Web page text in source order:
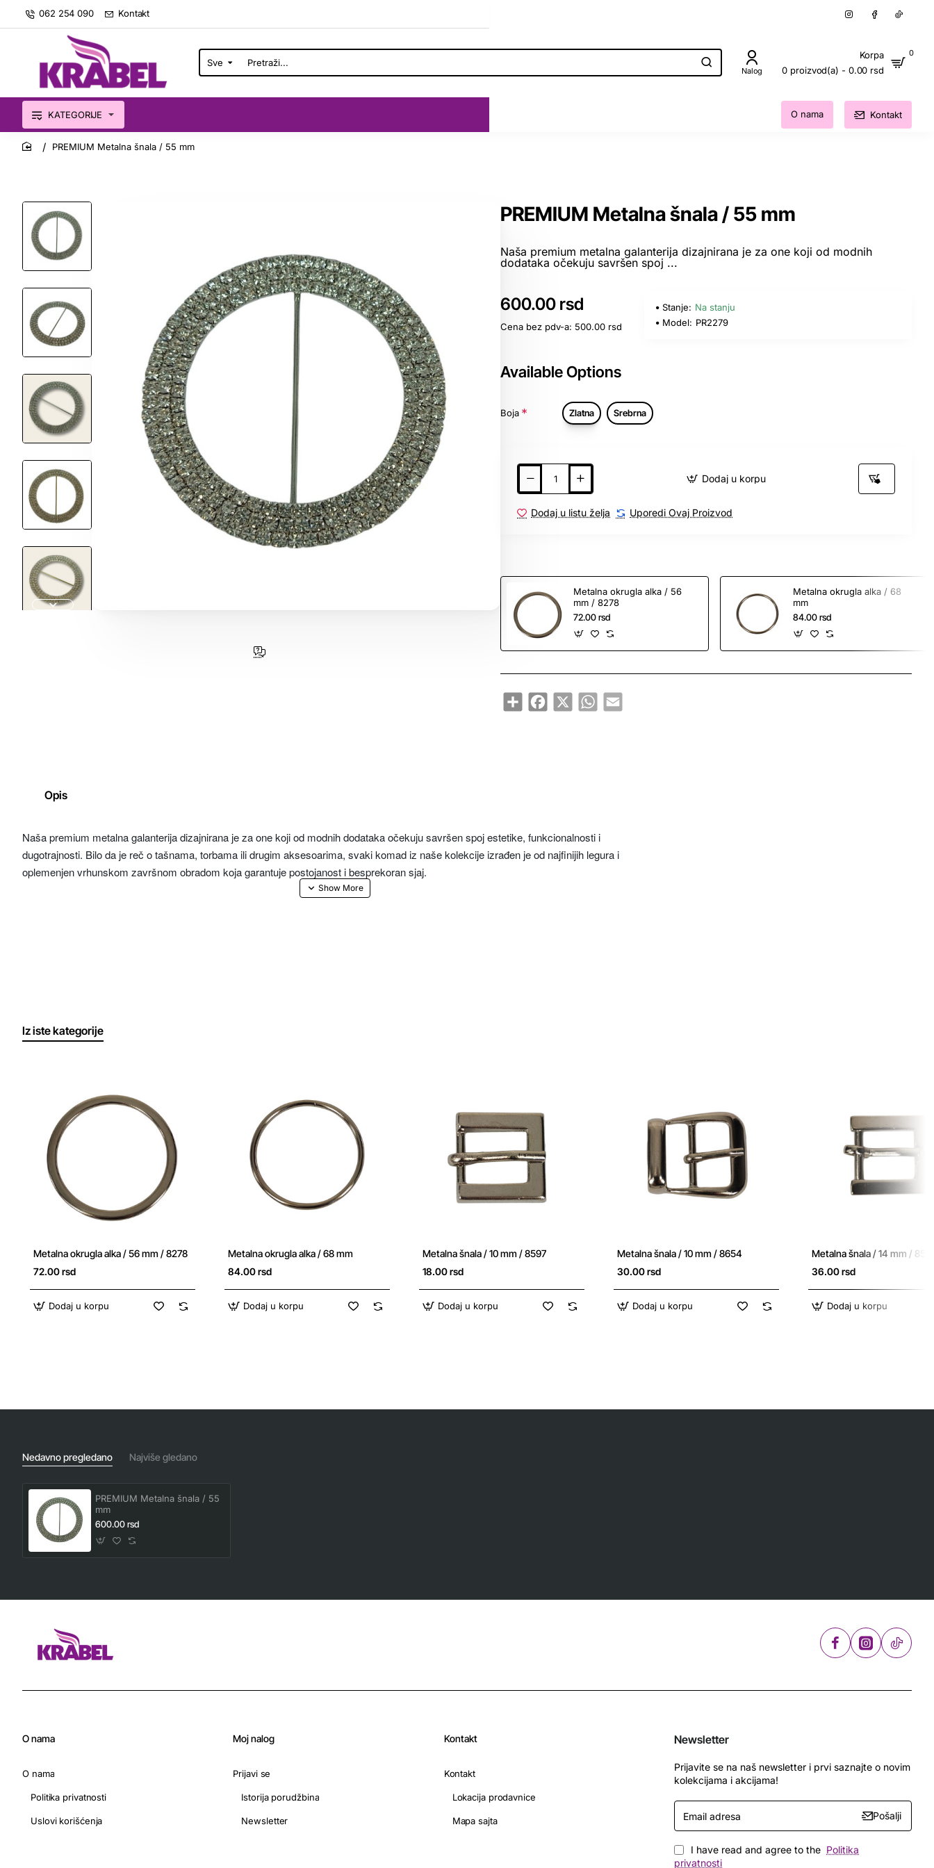
062 254 090 Kontakt
Sve
Pretraži... Nalog
Korpa
0 proizvod(a) - 0.00 rsd
0
KATEGORIJE O nama Kontakt
home
PREMIUM Metalna šnala / 55 mm
PREMIUM Metalna šnala / 55 mm
Naša premium metalna galanterija dizajnirana je za one koji od modnih
dodataka očekuju savršen spoj ...
600.00 rsd
Cena bez pdv-a: 500.00 rsd
Stanje: Na stanju
Model: PR2279
Available Options
Boja Zlatna Srebrna
Dodaj u korpu
Dodaj u listu želja Uporedi Ovaj Proizvod
Metalna okrugla alka / 56
mm / 8278
72.00 rsd
Metalna okrugla alka / 68
mm
84.00 rsd
ShareFacebook
X WhatsApp
Email
Opis
Naša premium metalna galanterija dizajnirana je za one koji od modnih dodataka očekuju savršen spoj estetike, funkcionalnosti i
dugotrajnosti. Bilo da je reč o tašnama, torbama ili drugim aksesoarima, svaki komad iz naše kolekcije izrađen je od najfinijih legura i
oplemenjen vrhunskom završnom obradom koja garantuje postojanost i besprekoran sjaj.
Iz iste kategorije
Metalna okrugla alka / 56 mm / 8278
72.00 rsd
Dodaj u korpu
Metalna okrugla alka / 68 mm
84.00 rsd
Dodaj u korpu
Metalna šnala / 10 mm / 8597
18.00 rsd
Dodaj u korpu
Metalna šnala / 10 mm / 8654
30.00 rsd
Dodaj u korpu
Metalna šnala / 14 mm /
36.00 rsd
Dodaj u korpu
Nedavno pregledano Najviše gledano
PREMIUM Metalna šnala / 55
mm
600.00 rsd
O nama
O nama
Politika privatnosti
Uslovi korišćenja
Moj nalog
Prijavi se
Istorija porudžbina
Newsletter
Kontakt
Kontakt
Lokacija prodavnice
Mapa sajta
Newsletter
Prijavite se na naš newsletter i prvi saznajte o novim
kolekcijama i akcijama!
Email
adresa
Pošalji
I have read and agree to the Politika
privatnosti